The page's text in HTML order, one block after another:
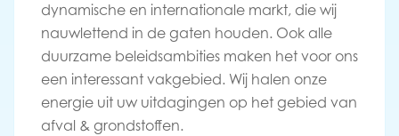
dynamische en internationale markt, die wij
nauwlettend in de gaten houden. Ook alle
duurzame beleidsambities maken het voor ons
een interessant vakgebied. Wij halen onze
energie uit uw uitdagingen op het gebied van
afval & grondstoffen.